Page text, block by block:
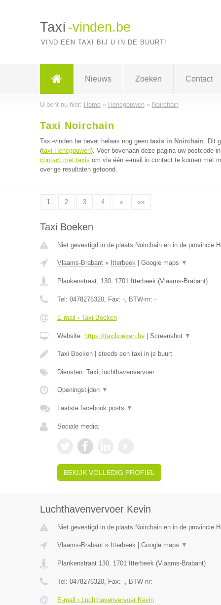
Taxi -vinden.be
VIND EEN TAXI BIJ U IN DE BUURT!
Nieuws Zoeken Contact
U bent nu hier: Home» Henegouwen» Noirchain
Taxi Noirchain
Taxi-vinden.be bevat helaas nog geen taxis in Noirchain. Dit
(taxi Henegouwen). Voer bovenaan deze pagina uw postcode
contact met taxis om via één e-mail in contact te komen met
overige resultaten getoond.
1 2 3 4 » »»
Taxi Boeken
Niet gevestigd in de plaats Noirchain en in de provincie
Vlaams-Brabant» Itterbeek| Google maps ▼
Plankenstraat, 130, 1701 Itterbeek(Vlaams-Brabant)
Tel: 0478276320, Fax: -, BTW-nr: -
E-mail › Taxi Boeken
Website: https://taxiboeken.be| Screenshot ▼
Taxi Boeken | steeds een taxi in je buurt
Diensten: Taxi, luchthavenvervoer
Openingstijden ▼
Laatste facebook posts ▼
Sociale media:
BEKIJK VOLLEDIG PROFIEL
Luchthavenvervoer Kevin
Niet gevestigd in de plaats Noirchain en in de provincie
Vlaams-Brabant» Itterbeek| Google maps ▼
Plankenstraat 130, 1701 Itterbeek(Vlaams-Brabant)
Tel: 0478276320, Fax: -, BTW-nr: -
E-mail › Luchthavenvervoer Kevin